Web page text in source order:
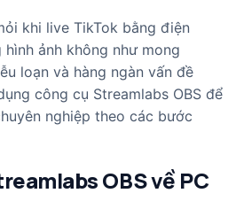
khi live TikTok bằng điện
ảnh không như mong
loạn và hàng ngàn vấn đề
công cụ Streamlabs OBS để
nghiệp theo các bước
OBS về PC